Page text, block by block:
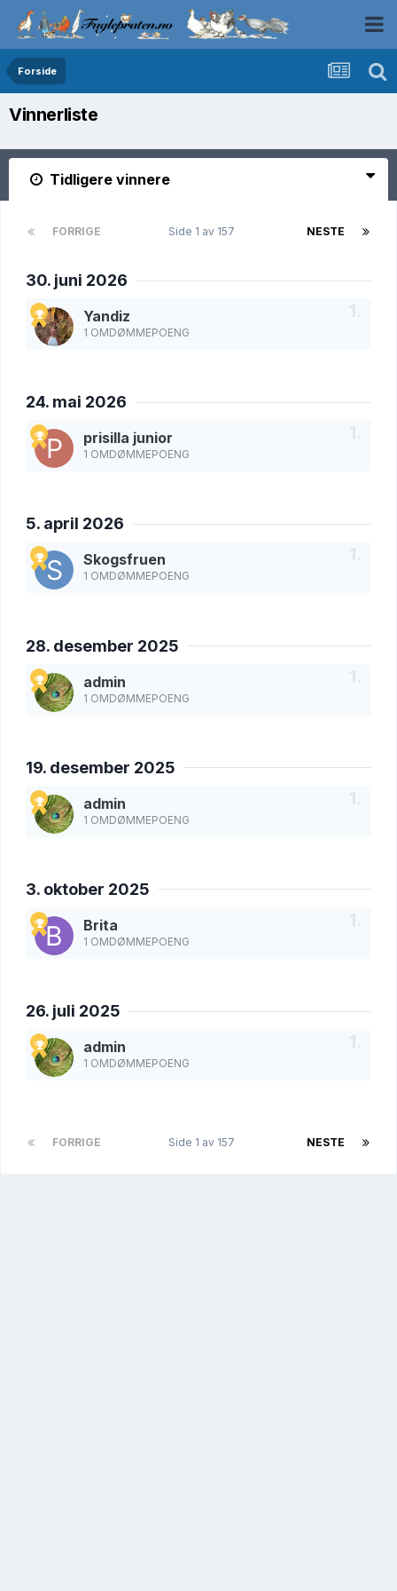
Forside
Vinnerliste
Tidligere vinnere
FORRIGE NESTE
Side 1 av 157
30. juni 2026
Yandiz
1 OMDØMMEPOENG
24. mai 2026
prisilla junior
1 OMDØMMEPOENG
5. april 2026
Skogsfruen
1 OMDØMMEPOENG
28. desember 2025
admin
1 OMDØMMEPOENG
19. desember 2025
admin
1 OMDØMMEPOENG
3. oktober 2025
Brita
1 OMDØMMEPOENG
26. juli 2025
admin
1 OMDØMMEPOENG
FORRIGE NESTE
Side 1 av 157